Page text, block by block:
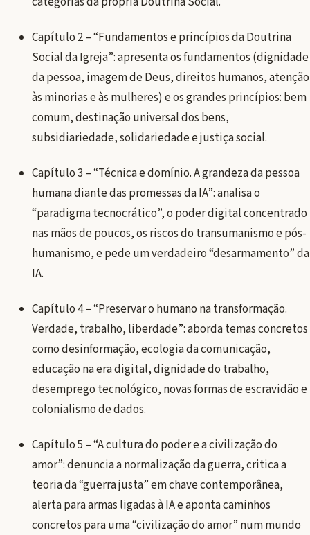
Capítulo 2 – “Fundamentos e princípios da Doutrina
Social da Igreja”: apresenta os fundamentos (dignidade
da pessoa, imagem de Deus, direitos humanos, atenção
às minorias e às mulheres) e os grandes princípios: bem
comum, destinação universal dos bens,
subsidiariedade, solidariedade e justiça social.
Capítulo 3 – “Técnica e domínio. A grandeza da pessoa
humana diante das promessas da IA”: analisa o
“paradigma tecnocrático”, o poder digital concentrado
nas mãos de poucos, os riscos do transumanismo e pós-
humanismo, e pede um verdadeiro “desarmamento” da
IA.
Capítulo 4 – “Preservar o humano na transformação.
Verdade, trabalho, liberdade”: aborda temas concretos
como desinformação, ecologia da comunicação,
educação na era digital, dignidade do trabalho,
desemprego tecnológico, novas formas de escravidão e
colonialismo de dados.
Capítulo 5 – “A cultura do poder e a civilização do
amor”: denuncia a normalização da guerra, critica a
teoria da “guerra justa” em chave contemporânea,
alerta para armas ligadas à IA e aponta caminhos
concretos para uma “civilização do amor” num mundo